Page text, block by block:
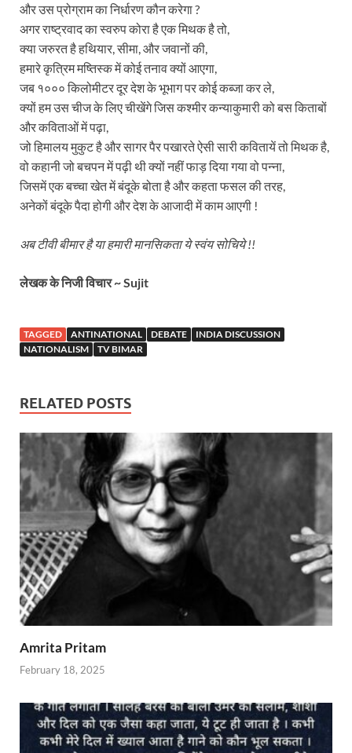
और उस प्रोग्राम का निर्धारण कौन करेगा ?
अगर राष्ट्रवाद का स्वरुप कोरा है एक मिथक है तो,
क्या जरुरत है हथियार, सीमा, और जवानों की,
हमारे कृत्रिम मष्तिस्क में कोई तनाव क्यों आएगा,
जब १००० किलोमीटर दूर देश के भूभाग पर कोई कब्जा कर ले,
क्यों हम उस चीज के लिए चीखेंगे जिस कश्मीर कन्याकुमारी को बस किताबों
और कविताओं में पढ़ा,
जो हिमालय मुकुट है और सागर पैर पखारते ऐसी सारी कवितायें तो मिथक है,
वो कहानी जो बचपन में पढ़ी थी क्यों नहीं फाड़ दिया गया वो पन्ना,
जिसमें एक बच्चा खेत में बंदूके बोता है और कहता फसल की तरह,
अनेकों बंदूके पैदा होगी और देश के आजादी में काम आएगी !
अब टीवी बीमार है या हमारी मानसिकता ये स्वंय सोचिये !!
लेखक के निजी विचार ~ Sujit
TAGGED ANTINATIONAL DEBATE
INDIA DISCUSSION
NATIONALISM
TV BIMAR
RELATED POSTS
Amrita Pritam
February 18, 2025